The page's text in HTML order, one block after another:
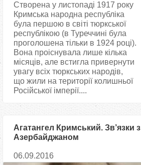
Створена у листопаді 1917 року
Кримська народна республіка
була першою в світі тюркської
республікою (в Туреччині була
проголошена тільки в 1924 році).
Вона проіснувала лише кілька
місяців, але встигла привернути
увагу всіх тюркських народів,
що жили на території колишньої
Російської імперії....
Агатангел Кримський. Зв’язки з
Азербайджаном
06.09.2016